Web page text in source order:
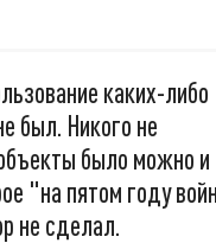
каких-либо
был. Никого не
было можно и
"на пятом году
не сделал.